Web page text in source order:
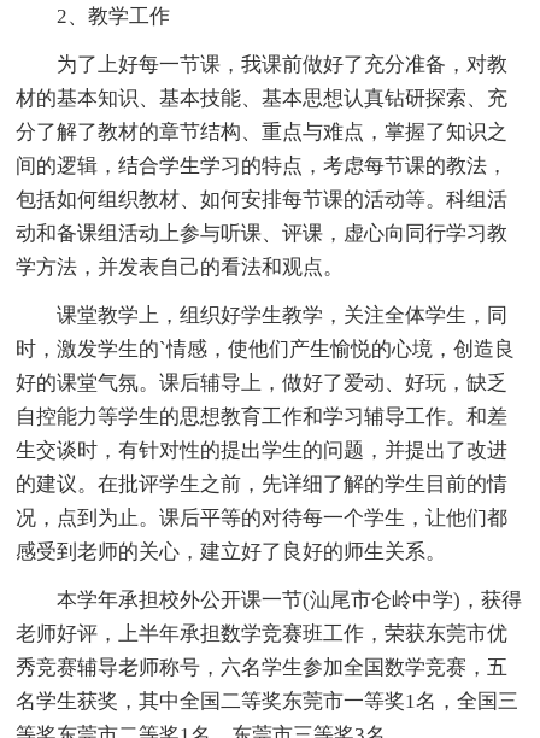
2、教学工作
为了上好每一节课，我课前做好了充分准备，对教
材的基本知识、基本技能、基本思想认真钻研探索、充
分了解了教材的章节结构、重点与难点，掌握了知识之
间的逻辑，结合学生学习的特点，考虑每节课的教法，
包括如何组织教材、如何安排每节课的活动等。科组活
动和备课组活动上参与听课、评课，虚心向同行学习教
学方法，并发表自己的看法和观点。
课堂教学上，组织好学生教学，关注全体学生，同
时，激发学生的`情感，使他们产生愉悦的心境，创造良
好的课堂气氛。课后辅导上，做好了爱动、好玩，缺乏
自控能力等学生的思想教育工作和学习辅导工作。和差
生交谈时，有针对性的提出学生的问题，并提出了改进
的建议。在批评学生之前，先详细了解的学生目前的情
况，点到为止。课后平等的对待每一个学生，让他们都
感受到老师的关心，建立好了良好的师生关系。
本学年承担校外公开课一节(汕尾市仑岭中学)，获得
老师好评，上半年承担数学竞赛班工作，荣获东莞市优
秀竞赛辅导老师称号，六名学生参加全国数学竞赛，五
名学生获奖，其中全国二等奖东莞市一等奖1名，全国三